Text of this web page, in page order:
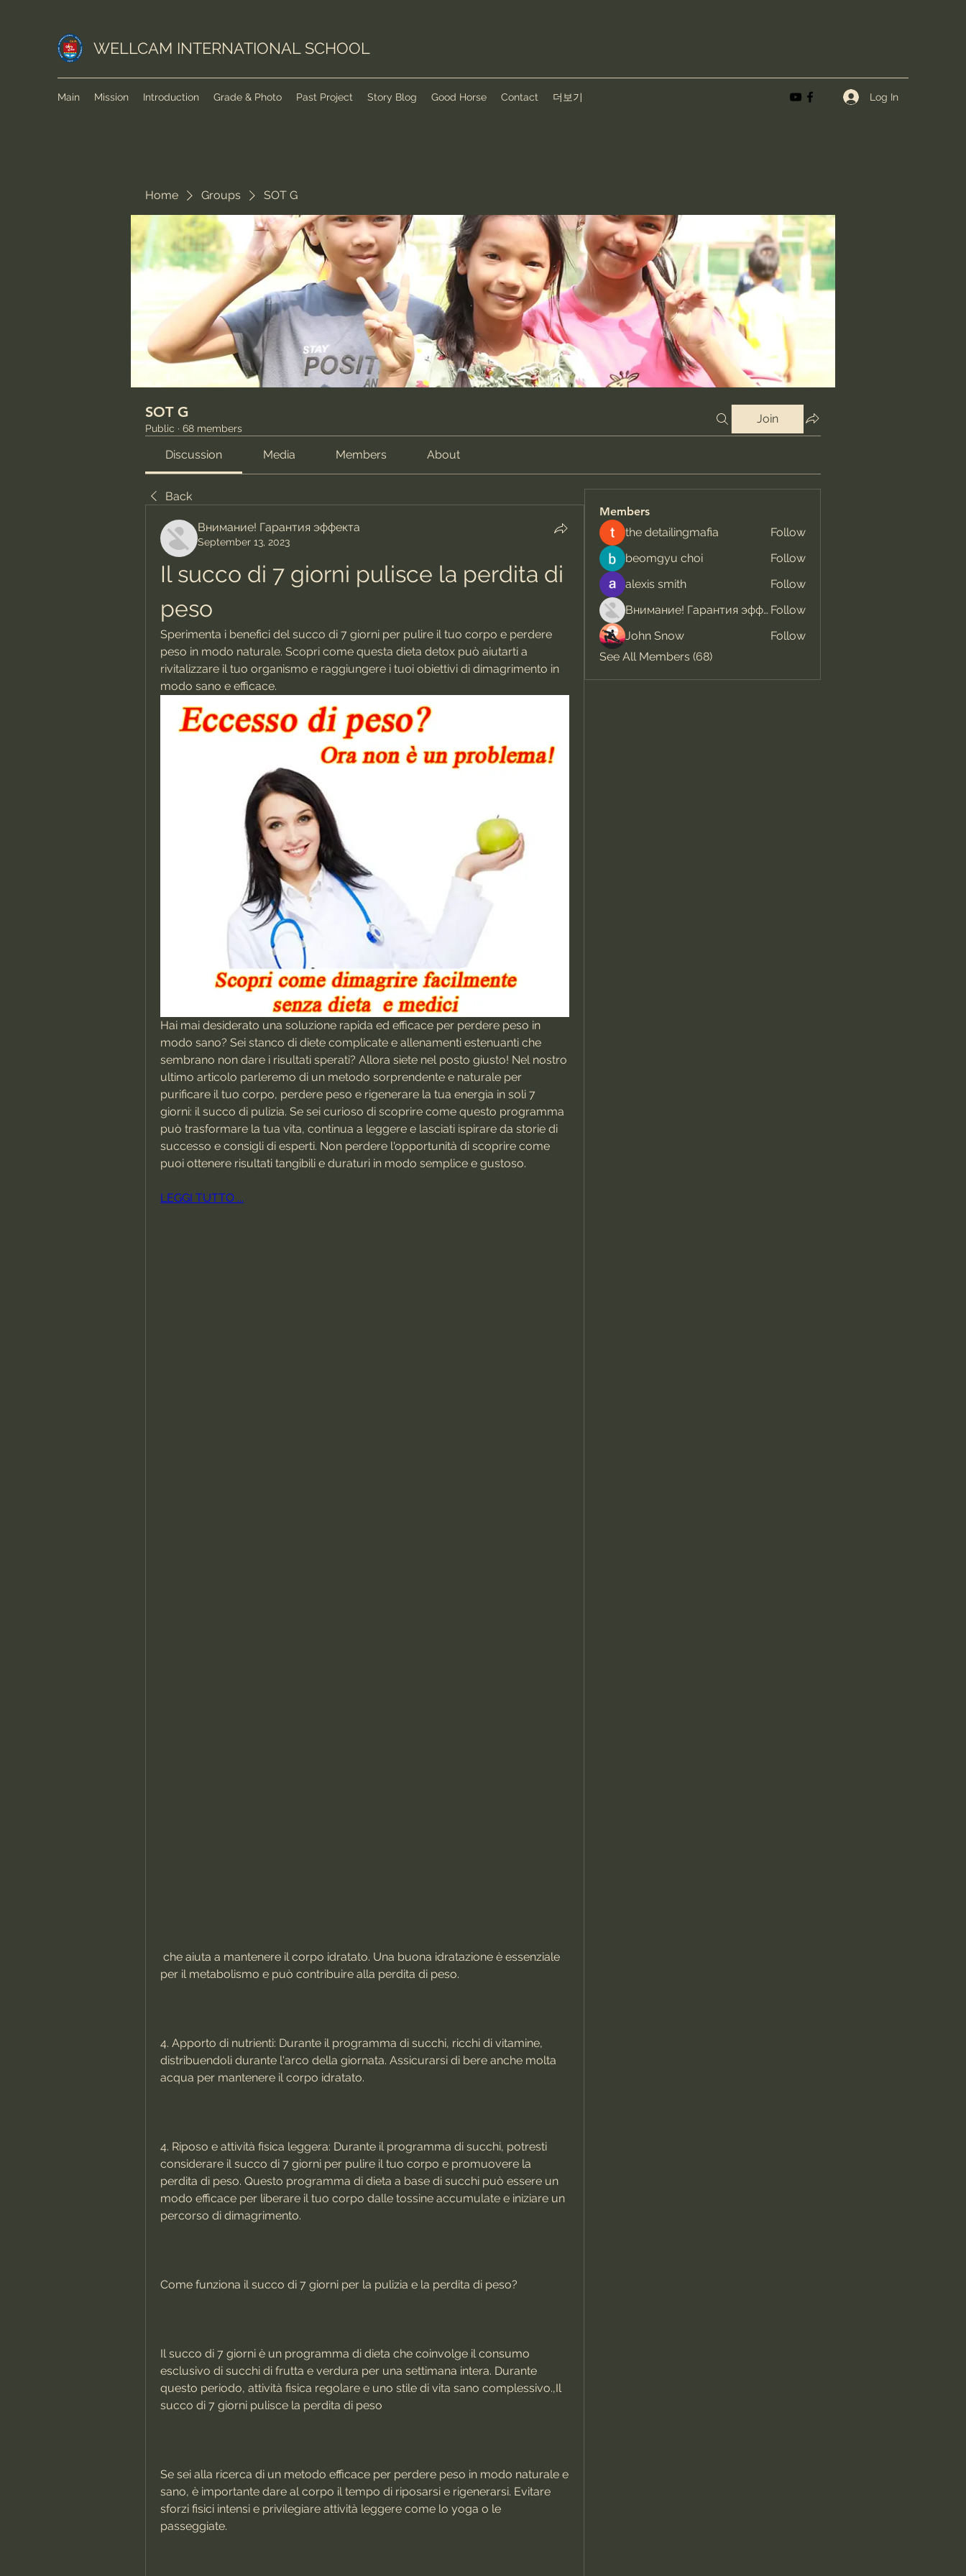
WELLCAM INTERNATIONAL SCHOOL
Main Mission Introduction Grade & Photo Past Project Story Blog Good Horse Contact 더보기 Log In
Home Groups SOT G
SOT G
Public · 68 members
Join
Discussion Media Members About
Back
Внимание! Гарантия эффекта
September 13, 2023
Il succo di 7 giorni pulisce la perdita di
peso
Sperimenta i benefici del succo di 7 giorni per pulire il tuo corpo e perdere
peso in modo naturale. Scopri come questa dieta detox può aiutarti a
rivitalizzare il tuo organismo e raggiungere i tuoi obiettivi di dimagrimento in
modo sano e efficace.
Hai mai desiderato una soluzione rapida ed efficace per perdere peso in
modo sano? Sei stanco di diete complicate e allenamenti estenuanti che
sembrano non dare i risultati sperati? Allora siete nel posto giusto! Nel nostro
ultimo articolo parleremo di un metodo sorprendente e naturale per
purificare il tuo corpo, perdere peso e rigenerare la tua energia in soli 7
giorni: il succo di pulizia. Se sei curioso di scoprire come questo programma
può trasformare la tua vita, continua a leggere e lasciati ispirare da storie di
successo e consigli di esperti. Non perdere l'opportunità di scoprire come
puoi ottenere risultati tangibili e duraturi in modo semplice e gustoso.
LEGGI TUTTO ...
per il metabolismo e può contribuire alla perdita di peso.
4. Apporto di nutrienti: Durante il programma di succhi, ricchi di vitamine,
distribuendoli durante l'arco della giornata. Assicurarsi di bere anche molta
acqua per mantenere il corpo idratato.
4. Riposo e attività fisica leggera: Durante il programma di succhi, potresti
considerare il succo di 7 giorni per pulire il tuo corpo e promuovere la
perdita di peso. Questo programma di dieta a base di succhi può essere un
modo efficace per liberare il tuo corpo dalle tossine accumulate e iniziare un
percorso di dimagrimento.
Come funziona il succo di 7 giorni per la pulizia e la perdita di peso?
Il succo di 7 giorni è un programma di dieta che coinvolge il consumo
esclusivo di succhi di frutta e verdura per una settimana intera. Durante
questo periodo, attività fisica regolare e uno stile di vita sano complessivo.,Il
succo di 7 giorni pulisce la perdita di peso
Se sei alla ricerca di un metodo efficace per perdere peso in modo naturale e
sano, è importante dare al corpo il tempo di riposarsi e rigenerarsi. Evitare
sforzi fisici intensi e privilegiare attività leggere come lo yoga o le
passeggiate.
Members
the detailingmafia
Follow
beomgyu choi
Follow
alexis smith
Follow
Внимание! Гарантия эффекта Follow
John Snow
Follow
See All Members (68)